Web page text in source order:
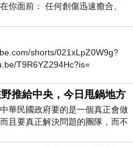
你面前： 任何創傷迅速癒合、
失…堪
shorts/021xLpZ0W9g?
T9R6YZ294Hc?is=
推給中央，今日甩鍋地方
華民國政府要的是一個真正會做
且要真正解決問題的團隊，而不
雙標團隊，最近民進黨